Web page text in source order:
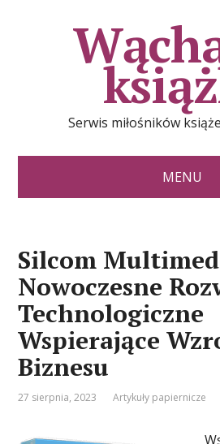
Serwis miłośników
MENU
Silcom
Nowoczesne
Technologiczne
Wspierające
Biznesu
27 sierpnia, 2023 Artykuły papiernicze